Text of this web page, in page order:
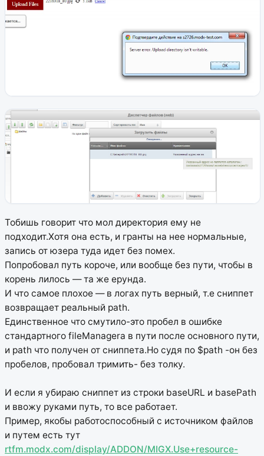
Тобишь говорит что мол директория ему не
подходит.Хотя она есть, и гранты на нее нормальные,
запись от юзера туда идет без помех.
Попробовал путь короче, или вообще без пути, чтобы в
корень лилось — та же ерунда.
И что самое плохое — в логах путь верный, т.е сниппет
возвращает реальный path.
Единственное что смутило-это пробел в ошибке
стандартного fileManagerа в пути после основного пути,
и path что получен от сниппета.Но судя по $path -он без
пробелов, пробовал тримить- без толку.
И если я убираю сниппет из строки baseURL и basePath
и ввожу руками путь, то все работает.
Пример, якобы работоспособный с источником файлов
и путем есть тут
rtfm.modx.com/display/ADDON/MIGX.Use+resource-